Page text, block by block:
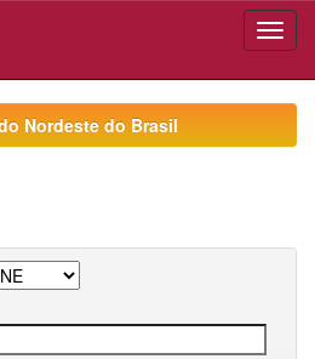
Nordeste do Brasil